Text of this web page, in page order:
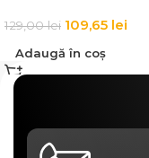
129,00lei 109,65 lei
Adaugă în coș